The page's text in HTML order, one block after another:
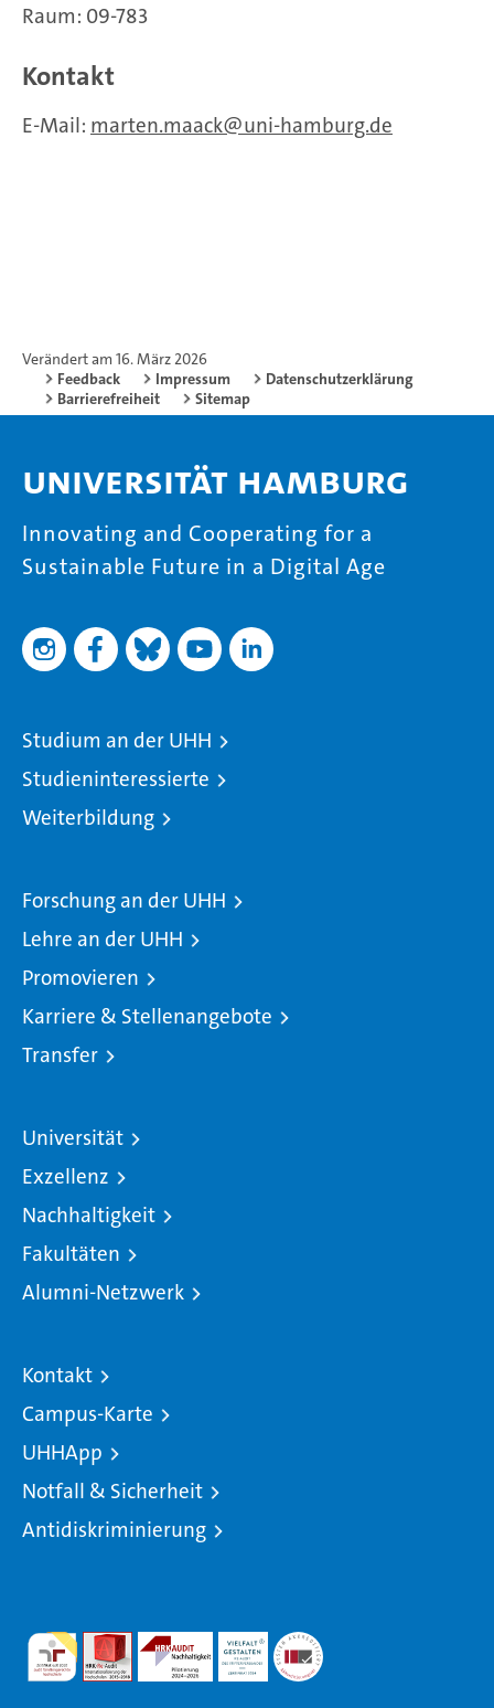
Raum: 09-783
Kontakt
E-Mail: marten.maack uni-hamburg.de
Verändert am 16. März 2026
Feedback
Impressum
Datenschutzerklärung
Barrierefreiheit
Sitemap
Universität Hamburg
Innovating and Cooperating for a
Sustainable Future in a Digital Age
Studium an der UHH
Studieninteressierte
Weiterbildung
Forschung an der UHH
Lehre an der UHH
Promovieren
Karriere & Stellenangebote
Transfer
Universität
Exzellenz
Nachhaltigkeit
Fakultäten
Alumni-Netzwerk
Kontakt
Campus-Karte
UHHApp
Notfall & Sicherheit
Antidiskriminierung